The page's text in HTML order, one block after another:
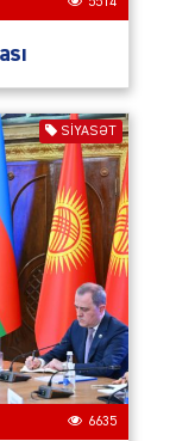
SIYASƏT
6635